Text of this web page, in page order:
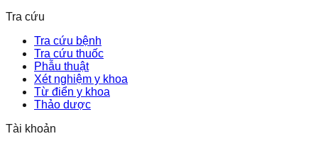
Tra cứu
Tra cứu bệnh
Tra cứu thuốc
Phẫu thuật
Xét nghiệm y khoa
Từ điển y khoa
Thảo dược
Tài khoản